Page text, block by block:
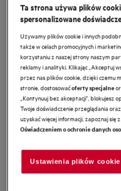
NKD914B
Szuflada do
0 (0)
Cechy
Szuflada z regulacją
ciasta.
Szuflada podgrzewająca w
serwowania.
Dotykowy wyświetlacz pozwala
Ta strona używa plików
spersonalizowane
Używamy plików cookie i innych
także w celach promocyjnych i
korzystaniu z naszej strony naszym
reklamy i analityki. Klikając „Akceptuj
przez nas plików cookie, dzięki czemu
stronie, dostosowaćoferty specjalne
„Kontynuuj bez akceptacji", blokujesz
Twoje doświadczenie przeglądania
uzyskać więcej informacji, zapoznaj się
Oświadczeniem o ochronie danych
Ustawienia plików cookie